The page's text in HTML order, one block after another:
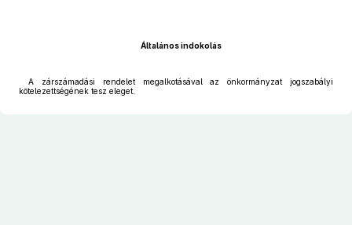
Általános indokolás
A zárszámadási rendelet megalkotásával az önkormányzat jogszabályi
kötelezettségének tesz eleget.